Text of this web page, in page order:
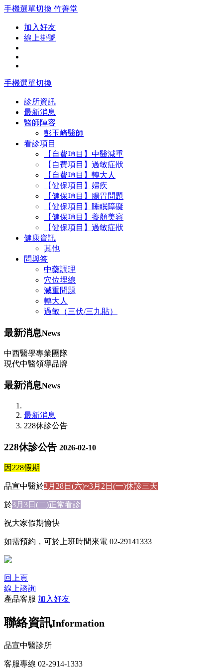
手機選單切換 竹善堂
加入好友
線上掛號
手機選單切換
診所資訊
最新消息
醫師陣容
彭玉崎醫師
看診項目
【自費項目】中醫減重
【自費項目】過敏症狀
【自費項目】轉大人
【健保項目】婦疾
【健保項目】腸胃問題
【健保項目】睡眠障礙
【健保項目】養顏美容
【健保項目】過敏症狀
健康資訊
其他
問與答
中藥調理
穴位埋線
減重問題
轉大人
過敏（三伏/三九貼）
最新消息News
中西醫學專業團隊
現代中醫領導品牌
最新消息News
最新消息
228休診公告
228休診公告 2026-02-10
因228假期
品宣中醫於2月28日(六)~3月2日(一)休診三天
於3月3日(二)正常看診
祝大家假期愉快
如需預約，可於上班時間來電 02-29141333
回上頁
線上諮詢
產品客服 加入好友
聯絡資訊Information
品宣中醫診所
客服專線 02-2914-1333